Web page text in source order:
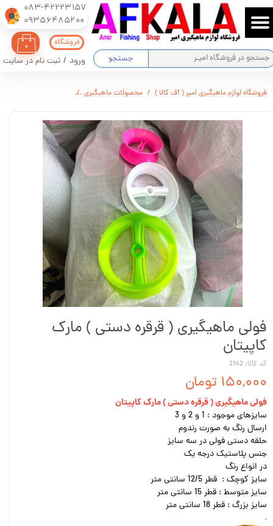
083-42223157
​​​​​​​09356485200
جستجو
۰
ورود / ثبت نام در سایت
حساب کاربری من
تغییر گذر واژه
فروشگاه
فروشگاه لوازم ماهیگیری امیر ( آف کالا ) محصولات ماهیگیری
فولی ماهیگیری ( قرقره دستی ) مارک
کاپیتان
کد کالا: 2142
۱۵۰,۰۰۰ تومان
فولی ماهیگیری ( قرقره دستی ) مارک کاپیتان
سایزهای موجود : 1 و 2 و 3
ارسال رنگ به صورت رندوم
حلقه دستی فولی در سه سایز
جنس پلاستیک درجه یک
در انواع رنگ
سایز کوچک : قطر 12/5 سانتی متر
سایز متوسط : قطر 15 سانتی متر
سایز بزرگ : قطر 18 سانتی متر
.